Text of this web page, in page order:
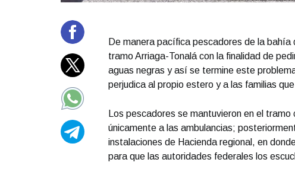
De manera pacífica pescadores de la bahía
tramo Arriaga-Tonalá con la finalidad de
aguas negras y así se termine este
perjudica al propio estero y a las familias
Los pescadores se mantuvieron en el
únicamente a las ambulancias;
instalaciones de Hacienda regional, en
para que las autoridades federales los